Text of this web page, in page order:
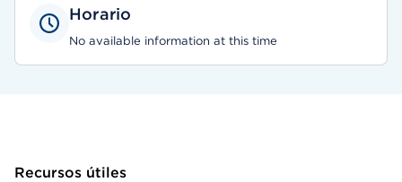
Horario
No available information at this time
Recursos útiles